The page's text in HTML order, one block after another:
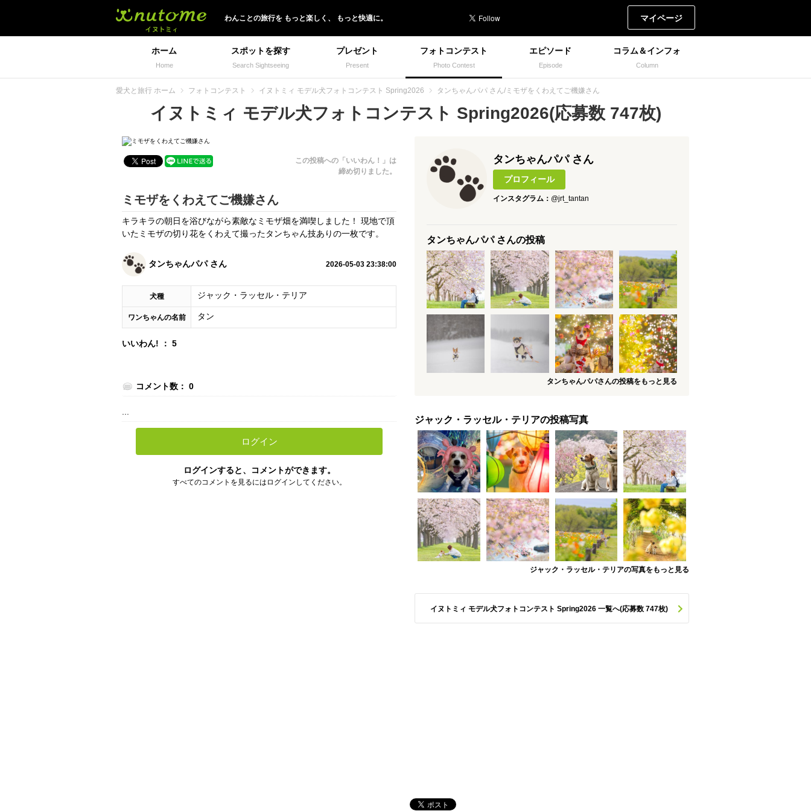
わんことの旅行を もっと楽しく、 もっと快適に。 マイページ
ホーム
Home
スポットを探す
Search Sightseeing
プレゼント
Present
フォトコンテスト
Photo Contest
エピソード
Episode
コラム＆インフォ
Column
愛犬と旅行 ホーム フォトコンテスト イヌトミィ モデル犬フォトコンテスト Spring2026 タンちゃんパパ さん/ミモザをくわえてご機嫌さん
イヌトミィ モデル犬フォトコンテスト Spring2026(応募数 747枚)
この投稿への「いいわん！」は
締め切りました。
ミモザをくわえてご機嫌さん
キラキラの朝日を浴びながら素敵なミモザ畑を満喫しました！ 現地で頂
いたミモザの切り花をくわえて撮ったタンちゃん技ありの一枚です。
タンちゃんパパ さん 2026-05-03 23:38:00
犬種 ジャック・ラッセル・テリア
ワンちゃんの名前 タン
いいわん! ： 5
コメント数： 0
ログイン
ログインすると、コメントができます。
すべてのコメントを見るにはログインしてください。
タンちゃんパパ さん
プロフィール
インスタグラム： @jrt_tantan
タンちゃんパパ さんの投稿
タンちゃんパパさんの投稿をもっと見る
ジャック・ラッセル・テリアの投稿写真
ジャック・ラッセル・テリアの写真をもっと見る
イヌトミィ モデル犬フォトコンテスト Spring2026 一覧へ(応募数 747枚)